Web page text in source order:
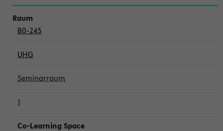
B0-245
UHG
Seminarraum
1
Co-Learning Space